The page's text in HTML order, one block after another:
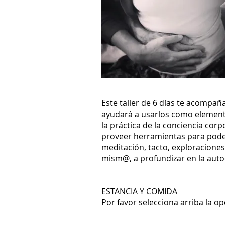
Este taller de 6 días te
ayudará a usarlos como
la práctica de la conciencia
proveer herramientas para
meditación, tacto,
mism@, a profundizar en la
ESTANCIA Y COMIDA
Por favor selecciona arriba la